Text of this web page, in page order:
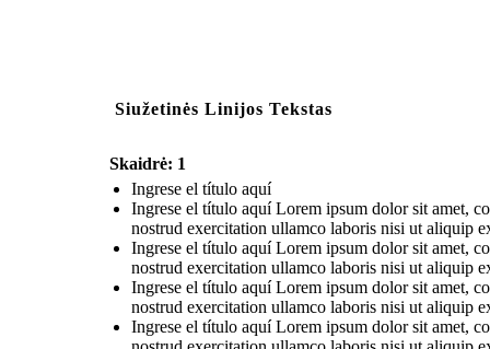
Siužetinės Linijos Tekstas
Skaidrė: 1
Ingrese el título aquí
Ingrese el título aquí Lorem ipsum dolor sit amet,
nostrud exercitation ullamco laboris nisi ut aliquip
Ingrese el título aquí Lorem ipsum dolor sit amet,
nostrud exercitation ullamco laboris nisi ut aliquip
Ingrese el título aquí Lorem ipsum dolor sit amet,
nostrud exercitation ullamco laboris nisi ut aliquip
Ingrese el título aquí Lorem ipsum dolor sit amet,